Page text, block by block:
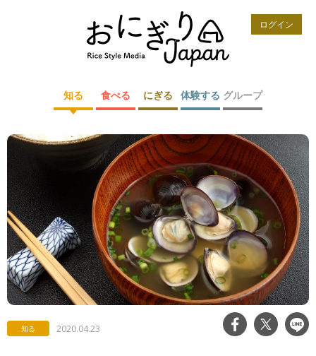
ログイン
知る 食べる にぎる 体験する グループ
知る 2020.04.23